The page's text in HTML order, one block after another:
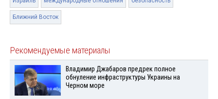
Ближний Восток
Рекомендуемые материалы
Владимир Джабаров предрек полное
обнуление инфраструктуры Украины на
Черном море